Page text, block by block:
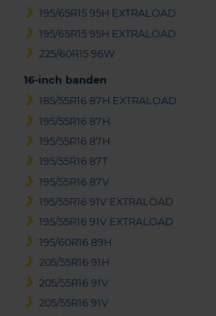
195/65R15 95H EXTRALOAD
195/65R15 95H EXTRALOAD
225/60R15 96W
16-inch banden
185/55R16 87H EXTRALOAD
195/55R16 87H
195/55R16 87H
195/55R16 87T
195/55R16 87V
195/55R16 91V EXTRALOAD
195/55R16 91V EXTRALOAD
195/60R16 89H
205/55R16 91H
205/55R16 91V
205/55R16 91V